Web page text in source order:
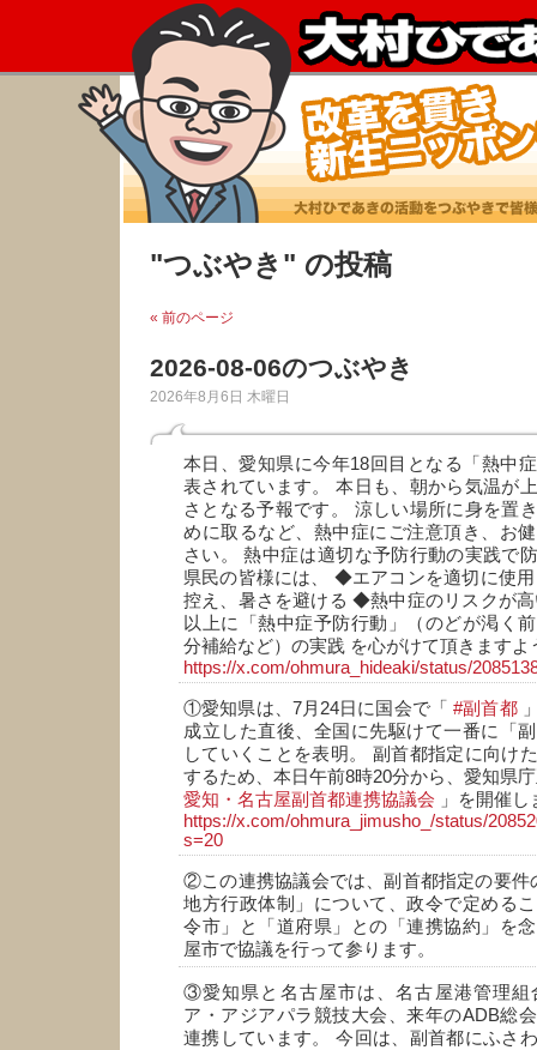
"つぶやき" の投稿
« 前のページ
2026-08-06のつぶやき
2026年8月6日 木曜日
本日、愛知県に今年18回目となる「熱中
表されています。 本日も、朝から気温が
さとなる予報です。 涼しい場所に身を置
めに取るなど、熱中症にご注意頂き、お
さい。 熱中症は適切な予防行動の実践で
県民の皆様には、 ◆エアコンを適切に使
控え、暑さを避ける ◆熱中症のリスクが
以上に「熱中症予防行動」（のどが渇く
分補給など）の実践 を心がけて頂きますよ
https://x.com/ohmura_hideaki/status/
①愛知県は、7月24日に国会で「#副首都
成立した直後、全国に先駆けて一番に「
していくことを表明。 副首都指定に向け
するため、本日午前8時20分から、愛知県
愛知・名古屋副首都連携協議会 」を開催し
https://x.com/ohmura_jimusho_/status/
s=20
②この連携協議会では、副首都指定の要件
地方行政体制」について、政令で定める
令市」と「道府県」との「連携協約」を
屋市で協議を行って参ります。
③愛知県と名古屋市は、名古屋港管理組
ア・アジアパラ競技大会、来年のADB総
連携しています。 今回は、副首都にふさ